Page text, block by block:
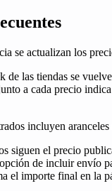
se actualizan los
de las tiendas se
a cada precio
incluyen
siguen el precio
de incluir envío
el importe final en la